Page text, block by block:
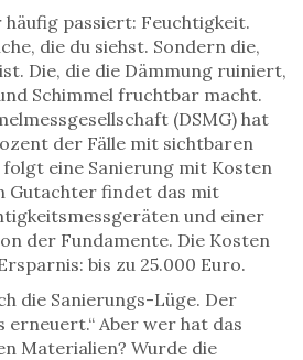
passiert: Feuchtigkeit.
die du siehst. Sondern die,
Die, die die Dämmung ruiniert,
Schimmel fruchtbar macht.
(DSMG) hat
der Fälle mit sichtbaren
eine Sanierung mit Kosten
Gutachter findet das mit
und einer
der Fundamente. Die Kosten
bis zu 25.000 Euro.
die Sanierungs-Lüge. Der
erneuert.“ Aber wer hat das
Materialien? Wurde die